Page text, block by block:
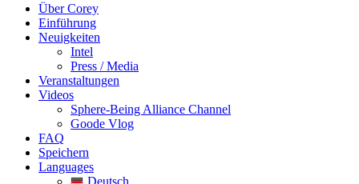
Über Corey
Einführung
Neuigkeiten
Intel
Press / Media
Veranstaltungen
Videos
Sphere-Being Alliance Channel
Goode Vlog
FAQ
Speichern
Languages
Deutsch